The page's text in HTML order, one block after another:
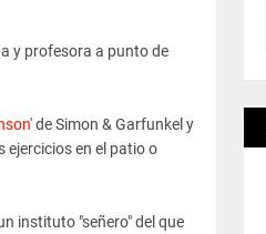
y profesora a punto de
' de Simon & Garfunkel y
ejercicios en el patio o
instituto "señero" del que